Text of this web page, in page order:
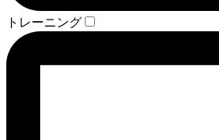
トレーニング